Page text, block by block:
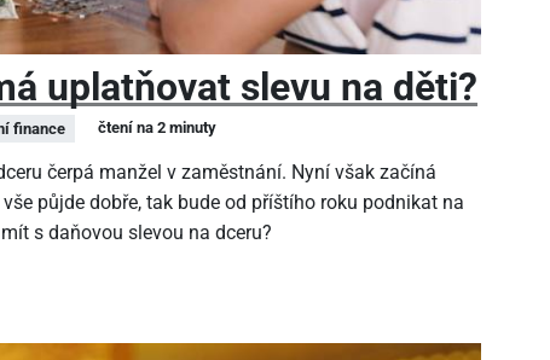
uplatňovat slevu na děti?
finance čtení na 2 minuty
čerpá manžel v zaměstnání. Nyní však začíná
půjde dobře, tak bude od příštího roku podnikat na
s daňovou slevou na dceru?